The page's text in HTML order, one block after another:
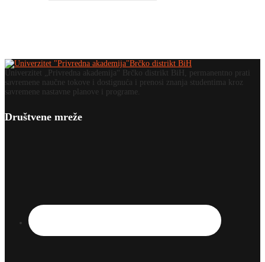
Univerzitet „Privredna akademija“ Brčko distrikt BiH, permanentno prati
savremene naučne tokove i dostignuća i prenosi znanja studentima kroz
savremene nastavne planove i programe.
Društvene mreže